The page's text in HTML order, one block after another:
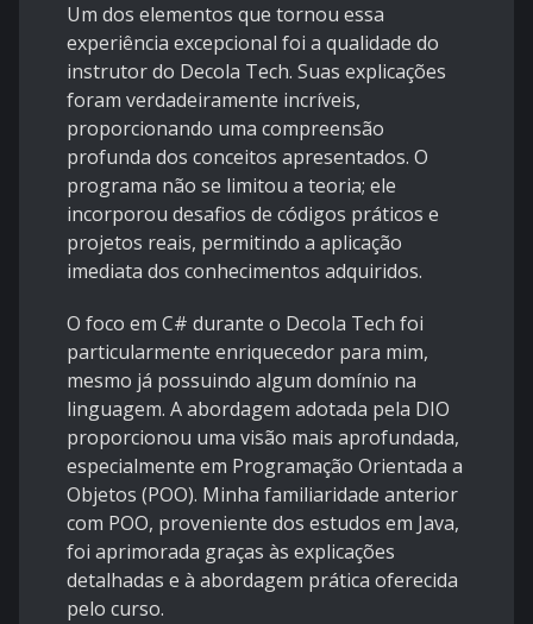
Um dos elementos que tornou essa
experiência excepcional foi a qualidade do
instrutor do Decola Tech. Suas explicações
foram verdadeiramente incríveis,
proporcionando uma compreensão
profunda dos conceitos apresentados. O
programa não se limitou a teoria; ele
incorporou desafios de códigos práticos e
projetos reais, permitindo a aplicação
imediata dos conhecimentos adquiridos.
O foco em C# durante o Decola Tech foi
particularmente enriquecedor para mim,
mesmo já possuindo algum domínio na
linguagem. A abordagem adotada pela DIO
proporcionou uma visão mais aprofundada,
especialmente em Programação Orientada a
Objetos (POO). Minha familiaridade anterior
com POO, proveniente dos estudos em Java,
foi aprimorada graças às explicações
detalhadas e à abordagem prática oferecida
pelo curso.